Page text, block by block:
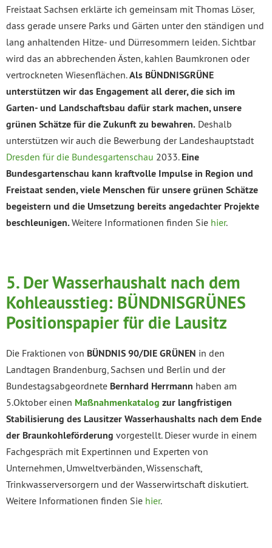
Freistaat Sachsen erklärte ich gemeinsam mit Thomas Löser,
dass gerade unsere Parks und Gärten unter den ständigen und
lang anhaltenden Hitze- und Dürresommern leiden. Sichtbar
wird das an abbrechenden Ästen, kahlen Baumkronen oder
vertrockneten Wiesenflächen.Als BÜNDNISGRÜNE
unterstützen wir das Engagement all derer, die sich im
Garten- und Landschaftsbau dafür stark machen, unsere
grünen Schätze für die Zukunft zu bewahren. Deshalb
unterstützen wir auch die Bewerbung der Landeshauptstadt
Dresden für die Bundesgartenschau 2033. Eine
Bundesgartenschau kann kraftvolle Impulse in Region und
Freistaat senden, viele Menschen für unsere grünen Schätze
begeistern und die Umsetzung bereits angedachter Projekte
beschleunigen.Weitere Informationen finden Sie hier.
5.Der Wasserhaushalt nach dem
Kohleausstieg: BÜNDNISGRÜNES
Positionspapier für die Lausitz
Die Fraktionen von BÜNDNIS 90/DIE GRÜNEN in den
Landtagen Brandenburg, Sachsen und Berlin und der
Bundestagsabgeordnete Bernhard Herrmann haben am
5.Oktober einen Maßnahmenkatalog zur langfristigen
Stabilisierung des Lausitzer Wasserhaushalts nach dem Ende
der Braunkohleförderung vorgestellt. Dieser wurde in einem
Fachgespräch mit Expertinnen und Experten von
Unternehmen, Umweltverbänden, Wissenschaft,
Trinkwasserversorgern und der Wasserwirtschaft diskutiert.
Weitere Informationen finden Sie hier.